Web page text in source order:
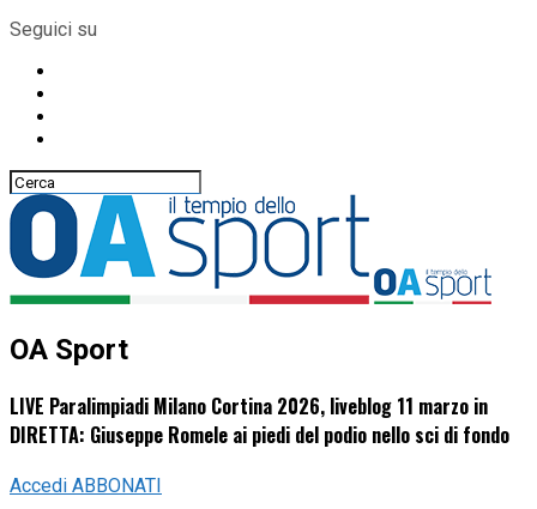
Seguici su
OA Sport
LIVE Paralimpiadi Milano Cortina 2026, liveblog 11 marzo in
DIRETTA: Giuseppe Romele ai piedi del podio nello sci di fondo
Accedi ABBONATI